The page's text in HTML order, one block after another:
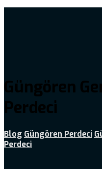
Güngören
Perdeci
Blog Güngören Perdeci
Perdeci